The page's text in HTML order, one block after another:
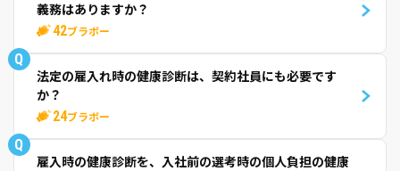
義務はありますか？
42ブラボー
Q
法定の雇入れ時の健康診断は、契約社員にも必要です
か？
24ブラボー
Q
雇入時の健康診断を、入社前の選考時の個人負担の健康